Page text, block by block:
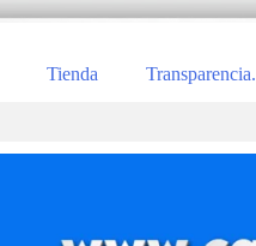
Tienda Transparencia.